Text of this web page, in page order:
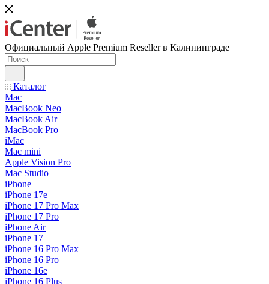
Официальный Apple Premium Reseller в Калининграде
Каталог
Mac
MacBook Neo
MacBook Air
MacBook Pro
iMac
Mac mini
Apple Vision Pro
Mac Studio
iPhone
iPhone 17e
iPhone 17 Pro Max
iPhone 17 Pro
iPhone Air
iPhone 17
iPhone 16 Pro Max
iPhone 16 Pro
iPhone 16e
iPhone 16 Plus